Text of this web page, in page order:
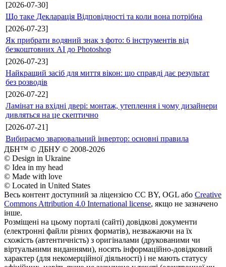
[2026-07-30]
Що таке Декларація Відповідності та коли вона потрібна
[2026-07-23]
Як прибрати водяний знак з фото: 6 інструментів від
безкоштовних AI до Photoshop
[2026-07-23]
Найкращий засіб для миття вікон: що справді дає результат
без розводів
[2026-07-22]
Ламінат на вхідні двері: монтаж, утеплення і чому дизайнери
дивляться на це скептично
[2026-07-21]
Вибираємо зварювальний інвертор: основні правила
ДБН™ © ДБНУ © 2008-2026
© Design in Ukraine
© Idea in my head
© Made with love
© Located in United States
Весь контент доступний за ліцензією CC BY, OGL або Creative
Commons Attribution 4.0 International license, якщо не зазначено
інше.
Розміщені на цьому порталі (сайті) довідкові документи
(електронні файли різних форматів), незважаючи на їх
схожість (автентичність) з оригіналами (друкованими чи
віртуальними виданнями), носять інформаційно-довідковий
характер (для некомерційної діяльності) і не мають статусу